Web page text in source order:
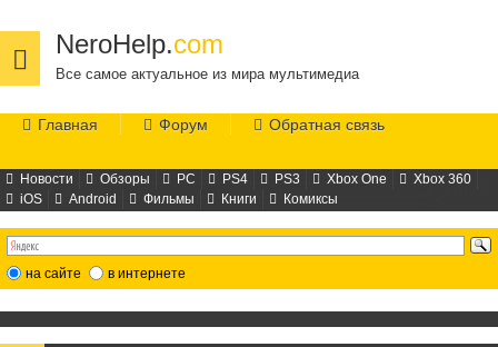
NeroHelp.com
Все самое актуальное из мира мультимедиа
Главная Форум Обратная связь
Новости Обзоры PC PS4 PS3 Xbox One
Xbox 360
iOS
Android Фильмы Книги Комиксы
на сайте в интернете